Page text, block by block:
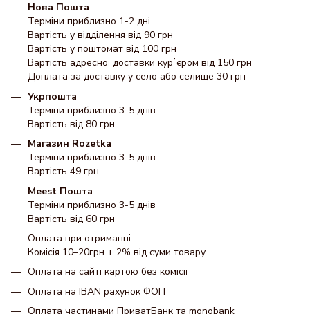
Нова Пошта
Терміни приблизно 1-2 дні
Вартість у відділення від 90 грн
Вартість у поштомат від 100 грн
Вартість адресної доставки курʼєром від 150 грн
Доплата за доставку у село або селище 30 грн
Укрпошта
Терміни приблизно 3-5 днів
Вартість від 80 грн
Магазин Rozetka
Терміни приблизно 3-5 днів
Вартість 49 грн
Meest Пошта
Терміни приблизно 3-5 днів
Вартість від 60 грн
Оплата при отриманні
Комісія 10–20грн + 2% від суми товару
Оплата на сайті картою без комісії
Оплата на IBAN рахунок ФОП
Оплата частинами ПриватБанк та monobank